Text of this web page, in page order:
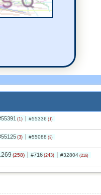
(1) #55336 (1)
(3) #55088 (3)
(258) #716 (243) #32804 (216)